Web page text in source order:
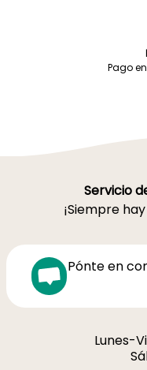
Pago
Servicio
¡Siempre
Pónte en
Lunes-